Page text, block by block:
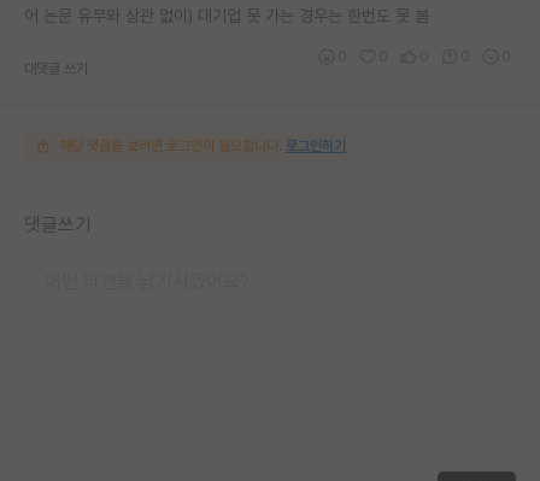
어 논문 유무와 상관 없이) 대기업 못 가는 경우는 한번도 못 봄
대댓글 쓰기
해당 댓글을 보려면 로그인이 필요합니다. 로그인하기
댓글쓰기